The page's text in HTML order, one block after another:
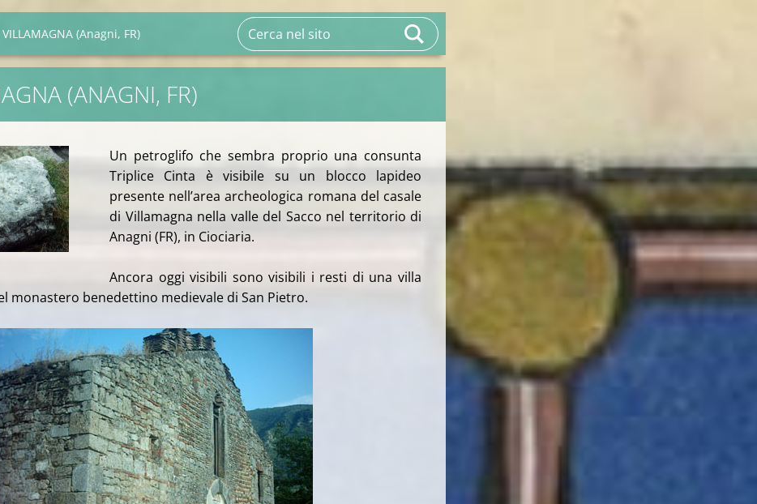
VILLAMAGNA (Anagni, FR)
(ANAGNI, FR)
Un petroglifo che sembra proprio una consunta
Triplice Cinta è visibile su un blocco lapideo
presente nell’area archeologica romana del casale
di Villamagna nella valle del Sacco nel territorio di
Anagni (FR), in Ciociaria.
Ancora oggi visibili sono visibili i resti di una villa
monastero benedettino medievale di San Pietro.